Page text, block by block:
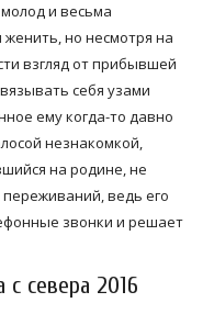
и весьма
женить, но несмотря на
взгляд от прибывшей
себя узами
ему когда-то давно
незнакомкой,
на родине, не
ведь его
звонки и решает
севера 2016